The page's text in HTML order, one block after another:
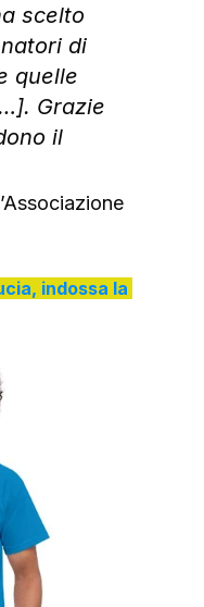
scelto
di
quelle
Grazie
il
indossa la